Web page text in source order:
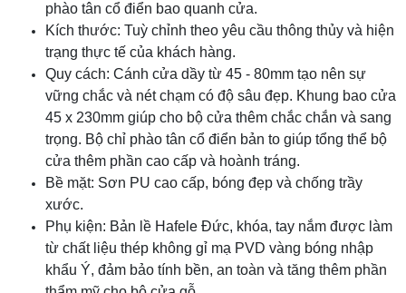
phào tân cổ điển bao quanh cửa.
Kích thước: Tuỳ chỉnh theo yêu cầu thông thủy và hiện
trạng thực tế của khách hàng.
Quy cách: Cánh cửa dầy từ 45 - 80mm tạo nên sự
vững chắc và nét chạm có độ sâu đẹp. Khung bao cửa
45 x 230mm giúp cho bộ cửa thêm chắc chắn và sang
trọng. Bộ chỉ phào tân cổ điển bản to giúp tổng thể bộ
cửa thêm phần cao cấp và hoành tráng.
Bề mặt: Sơn PU cao cấp, bóng đẹp và chống trầy
xước.
Phụ kiện: Bản lề Hafele Đức, khóa, tay nắm được làm
từ chất liệu thép không gỉ mạ PVD vàng bóng nhập
khẩu Ý, đảm bảo tính bền, an toàn và tăng thêm phần